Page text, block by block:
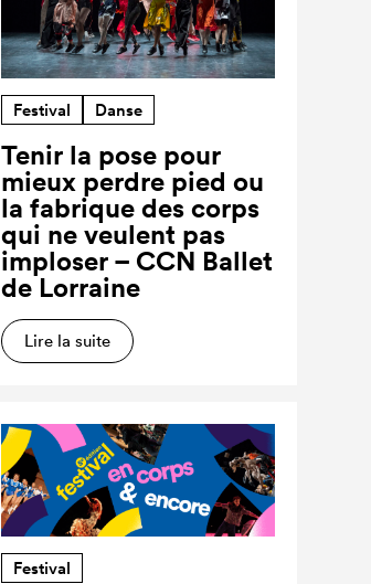
Festival Danse
Tenir la pose pour
mieux perdre pied ou
la fabrique des corps
qui ne veulent pas
imploser – CCN Ballet
de Lorraine
Lire la suite
Festival